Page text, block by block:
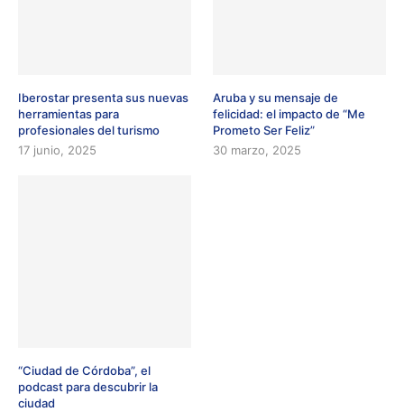
Iberostar presenta sus nuevas
herramientas para
profesionales del turismo
17 junio, 2025
Aruba y su mensaje de
felicidad: el impacto de “Me
Prometo Ser Feliz”
30 marzo, 2025
“Ciudad de Córdoba”, el
podcast para descubrir la
ciudad